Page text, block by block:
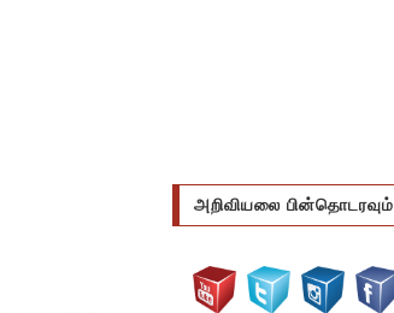
அறிவியலை பின்தொடரவும்